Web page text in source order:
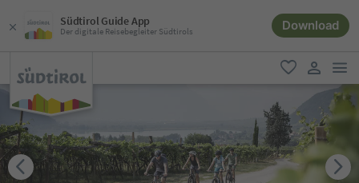
Südtirol Guide App
Der digitale Reisebegleiter Südtirols Download
favorit
user link